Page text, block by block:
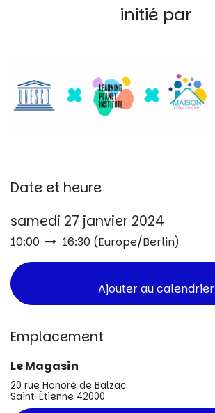
initié par
Date et heure
samedi 27 janvier 2024
10:00 16:30 (Europe/Berlin)
Ajouter au calendrier
Emplacement
Le Magasin
20 rue Honoré de Balzac
Saint-Étienne 42000